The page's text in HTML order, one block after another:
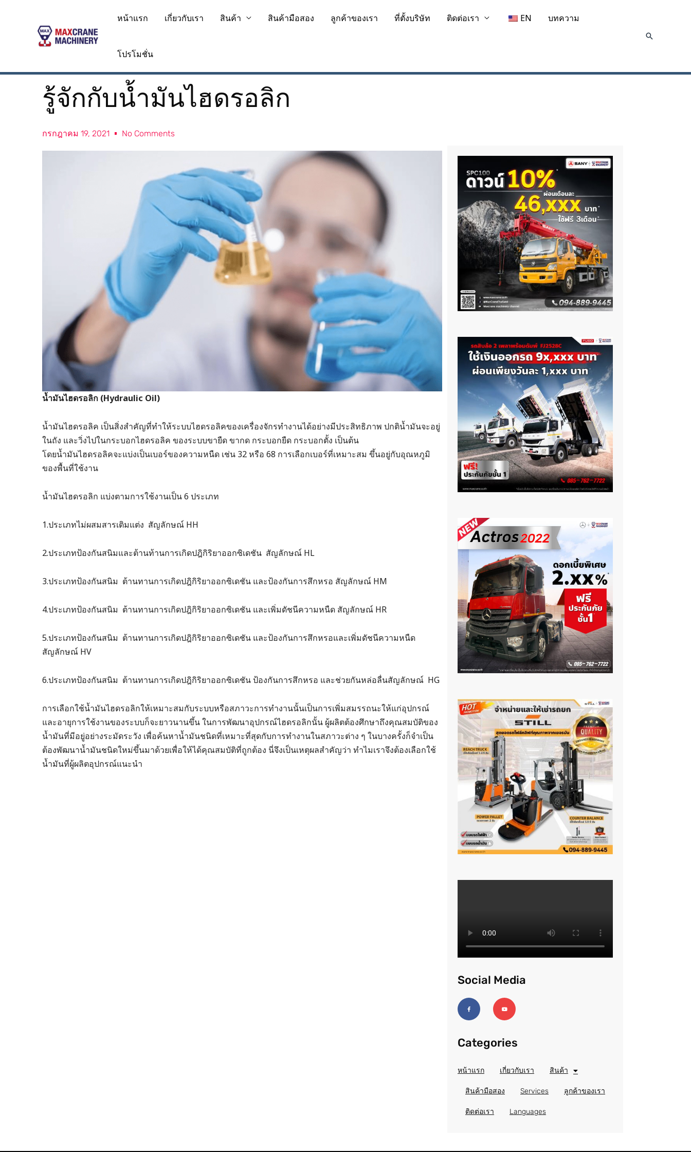
หน้าแรก เกี่ยวกับเรา สินค้า สินค้ามือสอง ลูกค้าของเรา ที่ตั้งบริษัท ติดต่อเรา EN บทความ
โปรโมชั่น
Search
รู้จักกับน้ำมันไฮดรอลิก
กรกฎาคม 19, 2021 No Comments
น้ำมันไฮดรอลิก (Hydraulic Oil)
น้ำมันไฮดรอลิค เป็นสิ่งสำคัญที่ทำให้ระบบไฮดรอลิคของเครื่องจักรทำงานได้อย่างมีประสิทธิภาพ ปกติน้ำมันจะอยู่
ในถัง และวิ่งไปในกระบอกไฮดรอลิค ของระบบขายืด ขากด กระบอกยืด กระบอกตั้ง เป็นต้น
โดยน้ำมันไฮดรอลิคจะแบ่งเป็นเบอร์ของความหนืด เช่น 32 หรือ 68 การเลือกเบอร์ที่เหมาะสม ขึ้นอยู่กับอุณหภูมิ
ของพื้นที่ใช้งาน
น้ำมันไฮดรอลิก แบ่งตามการใช้งานเป็น 6 ประเภท
1.ประเภทไม่ผสมสารเติมแต่ง สัญลักษณ์ HH
2.ประเภทป้องกันสนิมและต้านท้านการเกิดปฎิกิริยาออกซิเดชัน สัญลักษณ์ HL
3.ประเภทป้องกันสนิม ต้านทานการเกิดปฎิกิริยาออกซิเดชัน และป้องกันการสึกหรอ สัญลักษณ์ HM
4.ประเภทป้องกันสนิม ต้านทานการเกิดปฎิกิริยาออกซิเดชัน และเพิ่มดัชนีความหนืด สัญลักษณ์ HR
5.ประเภทป้องกันสนิม ต้านทานการเกิดปฎิกิริยาออกซิเดชัน และป้องกันการสึกหรอและเพิ่มดัชนีความหนืด
สัญลักษณ์ HV
6.ประเภทป้องกันสนิม ต้านทานการเกิดปฎิกิริยาออกซิเดชัน ป้องกันการสึกหรอ และช่วยกันหล่อลื่นสัญลักษณ์ HG
การเลือกใช้น้ำมันไฮดรอลิกให้เหมาะสมกับระบบหรือสภาวะการทำงานนั้นเป็นการเพิ่มสมรรถนะให้แก่อุปกรณ์
และอายุการใช้งานของระบบก็จะยาวนานขึ้น ในการพัฒนาอุปกรณ์ไฮดรอลิกนั้น ผู้ผลิตต้องศึกษาถึงคุณสมบัติของ
น้ำมันที่มีอยู่อย่างระมัดระวัง เพื่อค้นหาน้ำมันชนิดที่เหมาะที่สุดกับการทำงานในสภาวะต่าง ๆ ในบางครั้งก็จำเป็น
ต้องพัฒนาน้ำมันชนิดใหม่ขึ้นมาด้วยเพื่อให้ได้คุณสมบัติที่ถูกต้อง นี่จึงเป็นเหตุผลสำคัญว่า ทำไมเราจึงต้องเลือกใช้
น้ำมันที่ผู้ผลิตอุปกรณ์แนะนำ
Social Media
F
a
c
b
-
f
Y
u
u
Categories
หน้าแรก เกี่ยวกับเรา สินค้า
สินค้ามือสอง Services ลูกค้าของเรา
ติดต่อเรา Languages